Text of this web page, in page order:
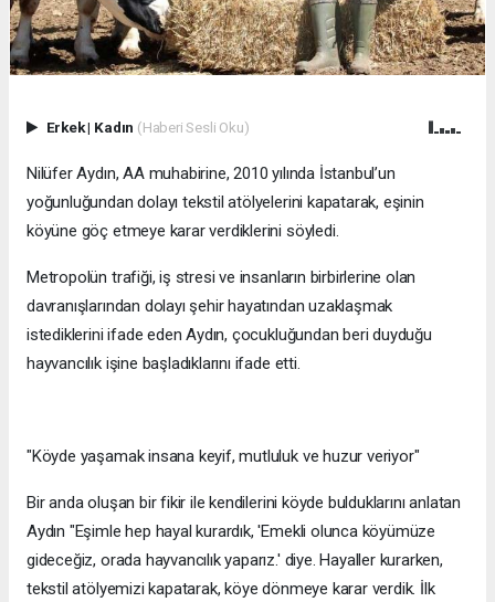
Erkek| Kadın (Haberi Sesli Oku)
Nilüfer Aydın, AA muhabirine, 2010 yılında İstanbul’un
yoğunluğundan dolayı tekstil atölyelerini kapatarak, eşinin
köyüne göç etmeye karar verdiklerini söyledi.
Metropolün trafiği, iş stresi ve insanların birbirlerine olan
davranışlarından dolayı şehir hayatından uzaklaşmak
istediklerini ifade eden Aydın, çocukluğundan beri duyduğu
hayvancılık işine başladıklarını ifade etti.
"Köyde yaşamak insana keyif, mutluluk ve huzur veriyor"
Bir anda oluşan bir fikir ile kendilerini köyde bulduklarını anlatan
Aydın "Eşimle hep hayal kurardık, 'Emekli olunca köyümüze
gideceğiz, orada hayvancılık yaparız.' diye. Hayaller kurarken,
tekstil atölyemizi kapatarak, köye dönmeye karar verdik. İlk